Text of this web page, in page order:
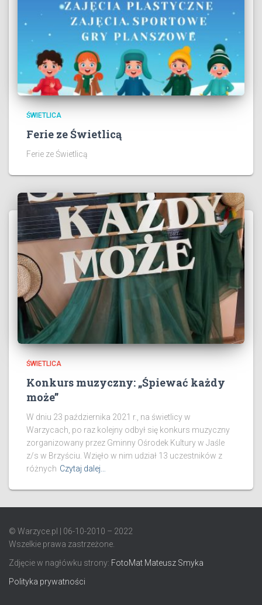
ŚWIETLICA
Ferie ze Świetlicą
Ferie ze Świetlicą
ŚWIETLICA
Konkurs muzyczny: „Śpiewać każdy
może”
W dniu 23 października 2021 r., na świetlicy w
Warzycach, po raz kolejny odbył się konkurs muzyczny
zorganizowany przez Gminny Ośrodek Kultury w Jaśle
z/s w Brzyściu. Wzięło w nim udział 13 uczestników z
różnych Czytaj dalej…
© Warzyce.pl | 06-10-2010 – 2022
Wszelkie prawa zastrzeżone.
Zdjęcie w nagłówku strony: FotoMat Mateusz Smyka
Polityka prywatności